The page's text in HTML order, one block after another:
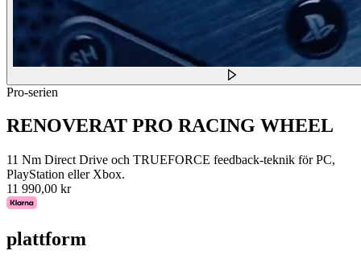
Pro-serien
RENOVERAT PRO RACING WHEEL
11 Nm Direct Drive och TRUEFORCE feedback-teknik för PC,
PlayStation eller Xbox.
11 990,00 kr
plattform